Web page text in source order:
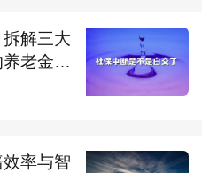
险，买完第三者责任
自己负责的5%到
，购置价的0.15%）、
解三大
老金和
率与智